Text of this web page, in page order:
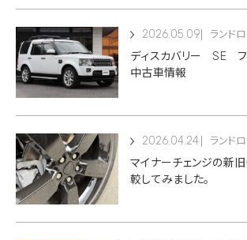
2026.05.09 ランド
ディスカバリー SE
中古車情報
2026.04.24 ランド
マイナーチェンジの新
較してみました。